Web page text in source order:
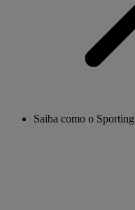
Saiba como o